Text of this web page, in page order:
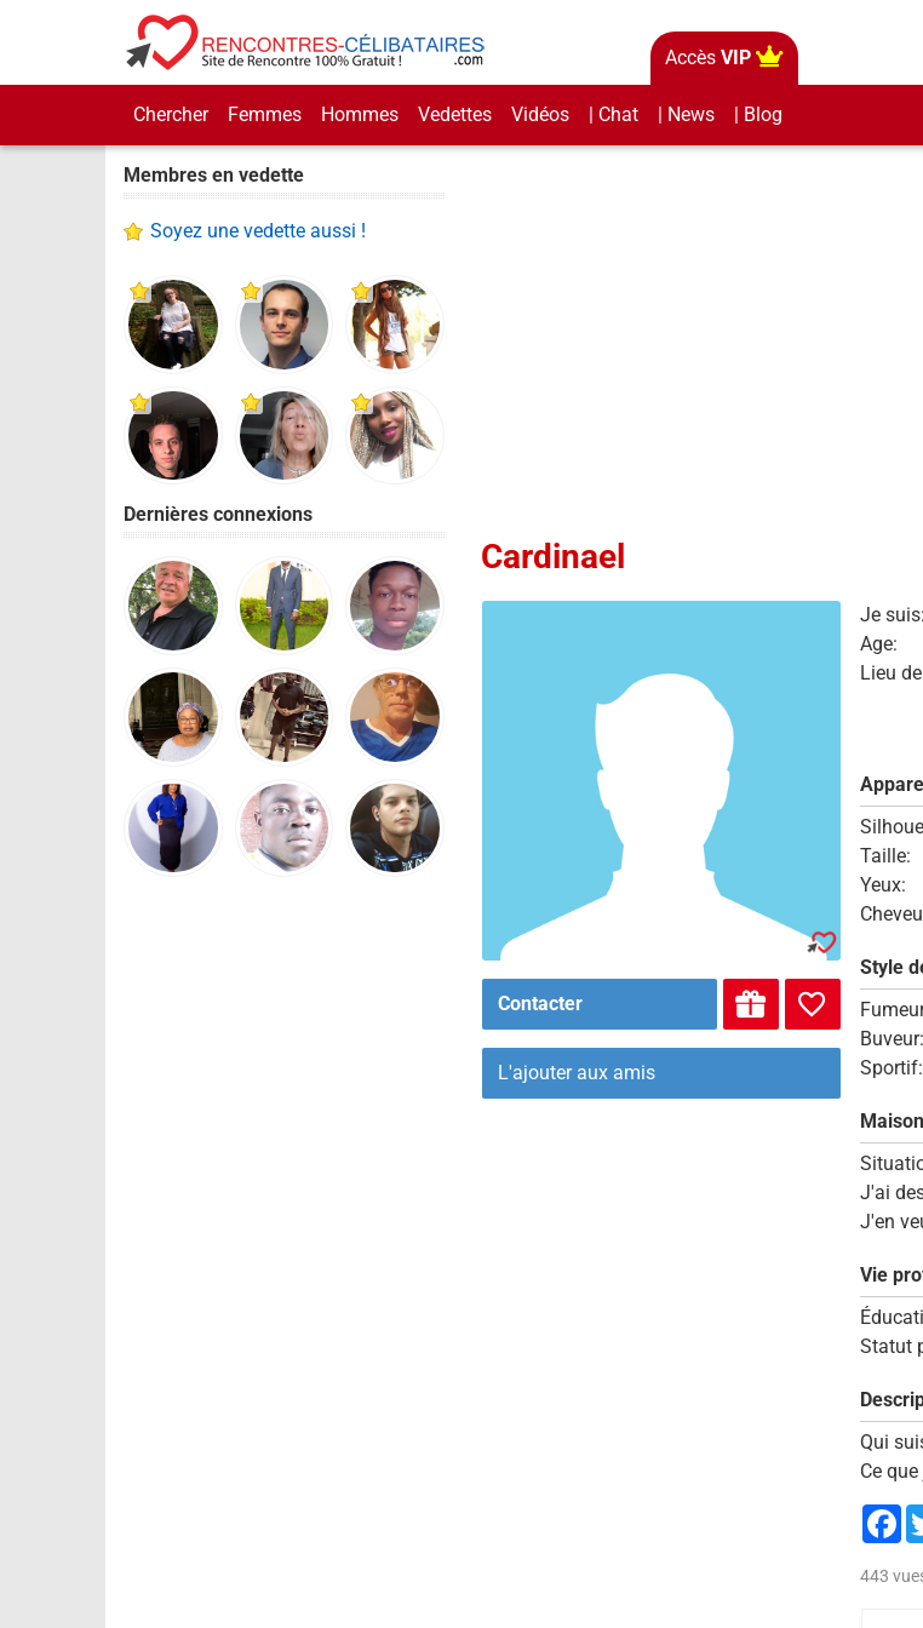
Accès VIP
Chercher Femmes Hommes Vedettes Vidéos | Chat | News | Blog
Membres en vedette
Soyez une vedette aussi !
Dernières connexions
Cardinael
Contacter
L'ajouter aux amis
Je suis:
Age:
Lieu
Taille:
Yeux:
Style
Buveur:
Sportif:
J'ai
J'en
Vie
Statut
Qui
Ce
443